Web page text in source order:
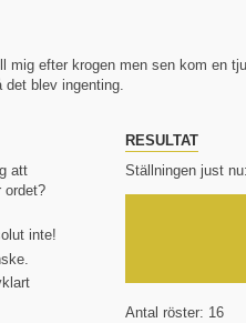
mig efter krogen men sen kom en
blev ingenting.
att
ordet?
inte!
RESULTAT
Ställningen just nu:
Antal röster: 16